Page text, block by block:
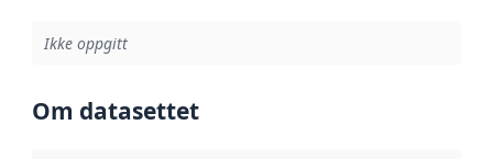
Ikke oppgitt
Om datasettet